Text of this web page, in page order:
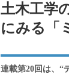
土木工学
にみる「
連載第20回は、“